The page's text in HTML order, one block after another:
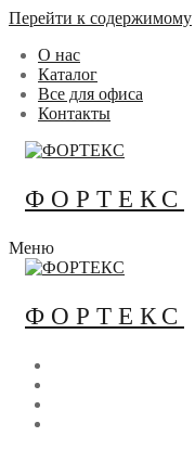
Перейти к содержимому
О нас
Каталог
Все для офиса
Контакты
ФОРТЕКС
Меню
ФОРТЕКС